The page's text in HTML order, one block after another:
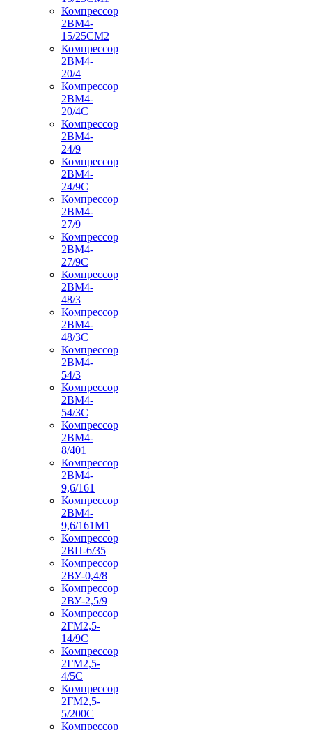
Компрессор
2ВМ4-
15/25СМ2
Компрессор
2ВМ4-
20/4
Компрессор
2ВМ4-
20/4С
Компрессор
2ВМ4-
24/9
Компрессор
2ВМ4-
24/9С
Компрессор
2ВМ4-
27/9
Компрессор
2ВМ4-
27/9С
Компрессор
2ВМ4-
48/3
Компрессор
2ВМ4-
48/3С
Компрессор
2ВМ4-
54/3
Компрессор
2ВМ4-
54/3С
Компрессор
2ВМ4-
8/401
Компрессор
2ВМ4-
9,6/161
Компрессор
2ВМ4-
9,6/161М1
Компрессор
2ВП-6/35
Компрессор
2ВУ-0,4/8
Компрессор
2ВУ-2,5/9
Компрессор
2ГМ2,5-
14/9С
Компрессор
2ГМ2,5-
4/5С
Компрессор
2ГМ2,5-
5/200С
Компрессор